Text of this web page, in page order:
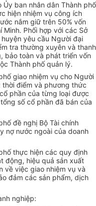
ban nhân dân Thành phố
hiện nhiệm vụ công ích
nắm giữ trên 50% vốn
Minh. Phối hợp với các Sở
yêu cầu Người đại
tra thường xuyên và thanh
bảo toàn và phát triển vốn
Thành phố quản lý.
giao nhiệm vụ cho Người
điểm và phương thức
phần của từng loại được
số cổ phần đã bán của
đề nghị Bộ Tài chính
nợ nước ngoài của doanh
thực hiện các quy định
động, hiệu quả sản xuất
về việc giao nhiệm vụ và
đảm các sản phẩm, dịch
nghiệp: